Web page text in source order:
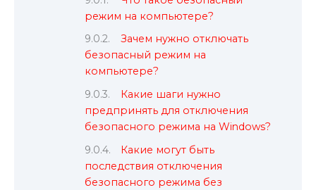
режим на компьютере?
Зачем нужно отключать
безопасный режим на
компьютере?
Какие шаги нужно
предпринять для отключения
безопасного режима на Windows?
Какие могут быть
последствия отключения
безопасного режима без